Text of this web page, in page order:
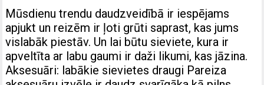
Mūsdienu trendu daudzveidībā ir iespējams
apjukt un reizēm ir ļoti grūti saprast, kas jums
vislabāk piestāv. Un lai būtu sieviete, kura ir
apveltīta ar labu gaumi ir daži likumi, kas jāzina.
Aksesuāri: labākie sievietes draugi Pareiza